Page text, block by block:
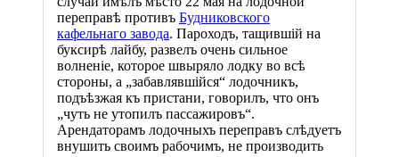
переправѣ противъ Будниковского
кафельнаго завода. Пароходъ, тащившій на
буксирѣ лайбу, развелъ очень сильное
волненіе, которое швыряло лодку во ​всѣ​
стороны, а „забавлявшійся“ лодочникъ,
подъѣзжая къ пристани, говорилъ, что онъ
„чуть не утопилъ пассажировъ“.
Арендаторамъ лодочныхъ переправъ слѣдуетъ
внушить своимъ рабочимъ, не производить